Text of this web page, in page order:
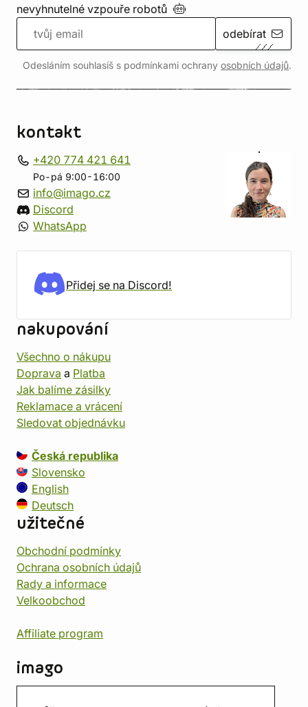
nevyhnutelné vzpouře robotů
odebírat
Odesláním souhlasíš s podmínkami ochrany osobních údajů.
kontakt
+420 774 421 641
Po-pá 9:00-16:00
info@imago.cz
Discord
WhatsApp
Přidej se na Discord!
nakupování
Všechno o nákupu
Doprava a Platba
Jak balíme zásilky
Reklamace a vrácení
Sledovat objednávku
Česká republika
Slovensko
English
Deutsch
užitečné
Obchodní podmínky
Ochrana osobních údajů
Rady a informace
Velkoobchod
Affiliate program
imago